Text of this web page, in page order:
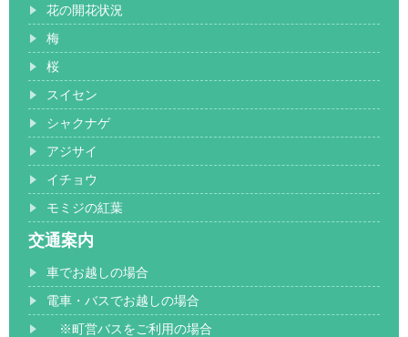
花の開花状況
梅
桜
スイセン
シャクナゲ
アジサイ
イチョウ
モミジの紅葉
交通案内
車でお越しの場合
電車・バスでお越しの場合
※町営バスをご利用の場合